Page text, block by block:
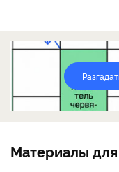
Материалы